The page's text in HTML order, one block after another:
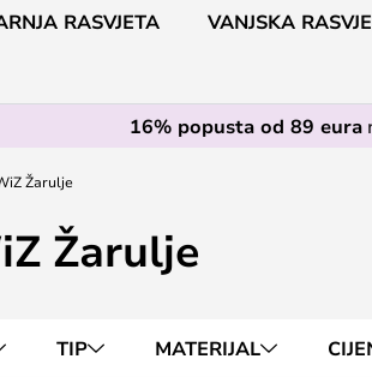
trgovinu...
RASVJETA VANJSKA
16% popusta od 89 eura
Žarulje
Žarulje
TIP MATERIJAL